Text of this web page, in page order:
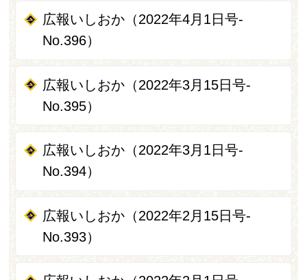
広報いしおか（2022年4月1日号-
No.396）
広報いしおか（2022年3月15日号-
No.395）
広報いしおか（2022年3月1日号-
No.394）
広報いしおか（2022年2月15日号-
No.393）